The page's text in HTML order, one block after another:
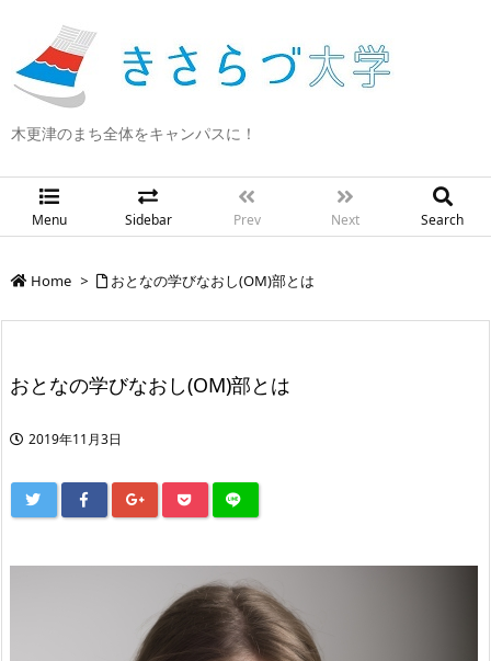
木更津のまち全体をキャンパスに！
Menu Sidebar Prev Next Search
Home > おとなの学びなおし(OM)部とは
おとなの学びなおし(OM)部とは
2019年11月3日